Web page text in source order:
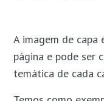
API Pública da
Como inserir
A imagem de
página e pode ser
temática de cada